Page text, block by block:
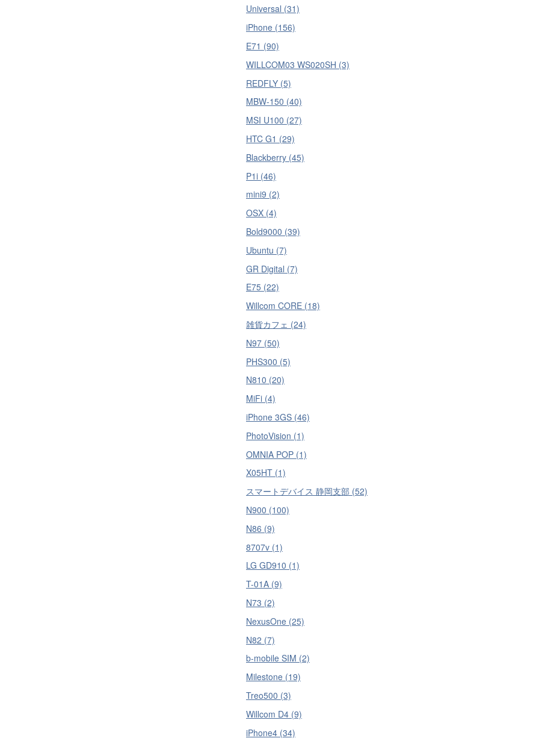
Universal (31)
iPhone (156)
E71 (90)
WILLCOM03 WS020SH (3)
REDFLY (5)
MBW-150 (40)
MSI U100 (27)
HTC G1 (29)
Blackberry (45)
P1i (46)
mini9 (2)
OSX (4)
Bold9000 (39)
Ubuntu (7)
GR Digital (7)
E75 (22)
Willcom CORE (18)
雑貨カフェ (24)
N97 (50)
PHS300 (5)
N810 (20)
MiFi (4)
iPhone 3GS (46)
PhotoVision (1)
OMNIA POP (1)
X05HT (1)
スマートデバイス 静岡支部 (52)
N900 (100)
N86 (9)
8707v (1)
LG GD910 (1)
T-01A (9)
N73 (2)
NexusOne (25)
N82 (7)
b-mobile SIM (2)
Milestone (19)
Treo500 (3)
Willcom D4 (9)
iPhone4 (34)